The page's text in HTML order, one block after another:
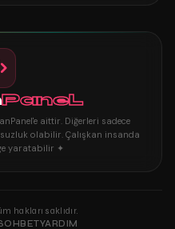
PaneL
aittir. Diğerleri sadece
olabilir. Çalışkan insanda
yaratabilir ✦
hakları saklıdır.
YARDIM